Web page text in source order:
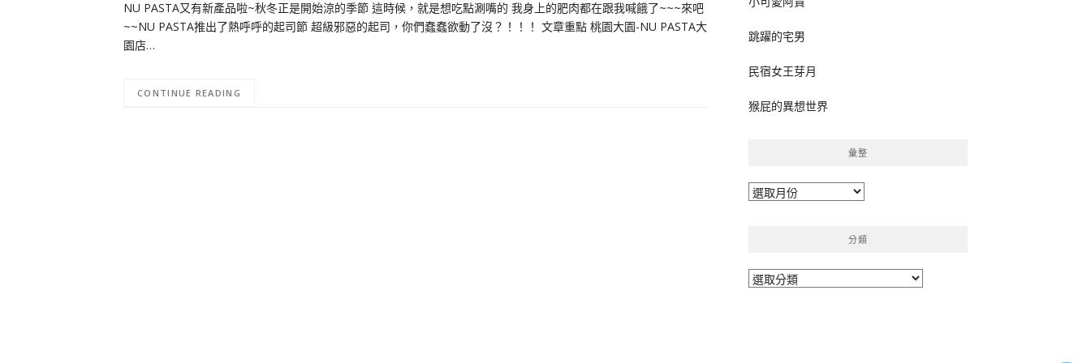
NU PASTA又有新產品啦~秋冬正是開始涼的季節 這時候，就是想吃點涮嘴的 我身上的肥肉都在跟我喊餓了~~~來吧
~~NU PASTA推出了熱呼呼的起司節 超級邪惡的起司，你們蠢蠢欲動了沒？！！！ 文章重點 桃園大園-NU PASTA大
園店…
CONTINUE READING
跳躍的宅男
民宿女王芽月
猴屁的異想世界
彙整
彙
分類
分